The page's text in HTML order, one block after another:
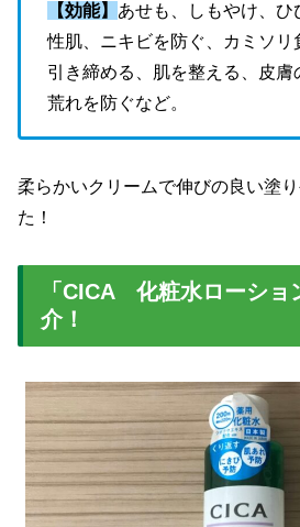
【効能】 あせも、しもやけ、ひ
性肌、ニキビを防ぐ、カミソリ
引き締める、肌を整える、皮膚
荒れを防ぐなど。
柔らかいクリームで伸びの良い塗
た！
「CICA 化粧水ローショ
介！